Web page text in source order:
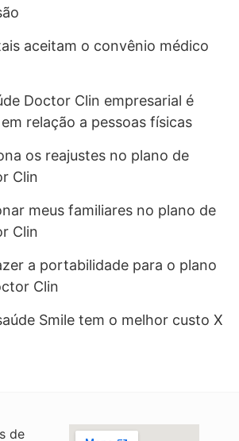
aceitam o convênio médico
Doctor Clin empresarial é
relação a pessoas físicas
os reajustes no plano de
Clin
meus familiares no plano de
Clin
a portabilidade para o plano
Clin
Smile tem o melhor custo X
de